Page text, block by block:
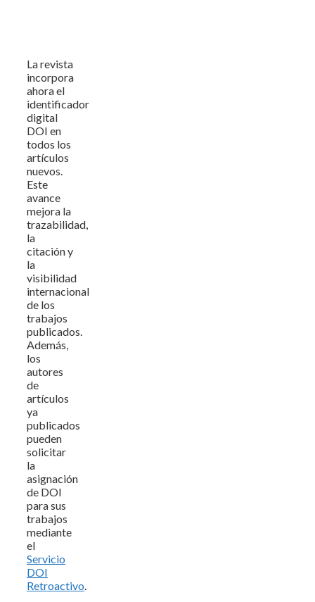
La revista
incorpora
ahora el
identificador
digital
DOI en
todos los
artículos
nuevos.
Este
avance
mejora la
trazabilidad,
la
citación y
la
visibilidad
internacional
de los
trabajos
publicados.
Además,
los
autores
de
artículos
ya
publicados
pueden
solicitar
la
asignación
de DOI
para sus
trabajos
mediante
el
Servicio
DOI
Retroactivo.